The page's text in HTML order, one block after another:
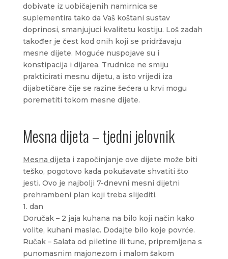
dobivate iz uobičajenih namirnica se
suplementira tako da Vaš koštani sustav
doprinosi, smanjujuci kvalitetu kostiju. Loš zadah
također je čest kod onih koji se pridržavaju
mesne dijete. Moguće nuspojave su i
konstipacija i dijarea. Trudnice ne smiju
prakticirati mesnu dijetu, a isto vrijedi iza
dijabetičare čije se razine šećera u krvi mogu
poremetiti tokom mesne dijete.
Mesna dijeta – tjedni jelovnik
Mesna dijeta i započinjanje ove dijete može biti
teško, pogotovo kada pokušavate shvatiti što
jesti. Ovo je najbolji 7-dnevni mesni dijetni
prehrambeni plan koji treba slijediti.
1. dan
Doručak – 2 jaja kuhana na bilo koji način kako
volite, kuhani maslac. Dodajte bilo koje povrće.
Ručak – Salata od piletine ili tune, pripremljena s
punomasnim majonezom i malom šakom